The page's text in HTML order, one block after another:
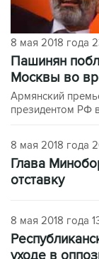
8 мая 2018 года
Пашинян
Москвы во
Армянский
президентом РФ
8 мая 2018 года
Глава
отставку
8 мая 2018 года